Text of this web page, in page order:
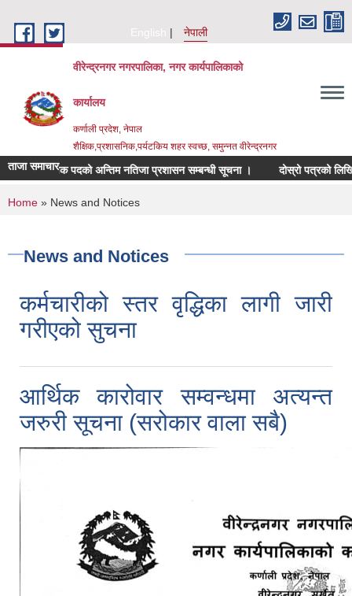
English
नेपाली
वीरेन्द्रनगर नगरपालिका, नगर कार्यपालिकाको
कार्यालय
कर्णाली प्रदेश, नेपाल
शैक्षिक,प्रशासनिक,पर्यटकिय शहर स्वच्छ, समुन्नत वीरेन्द्रनगर
ताजा समाचार
पदको अन्तिम नतिजा प्रशासन सम्बन्धी सूचना । दोस्रो पत्रको लिखित परीक्षा
You are here
Home » News and Notices
News and Notices
कर्मचारीको स्तर वृद्धिका लागी जारी
गरीएको सुचना
आर्थिक कारोवार सम्वन्धमा अत्यन्त
जरुरी सूचना (सरोकार वाला सबै)